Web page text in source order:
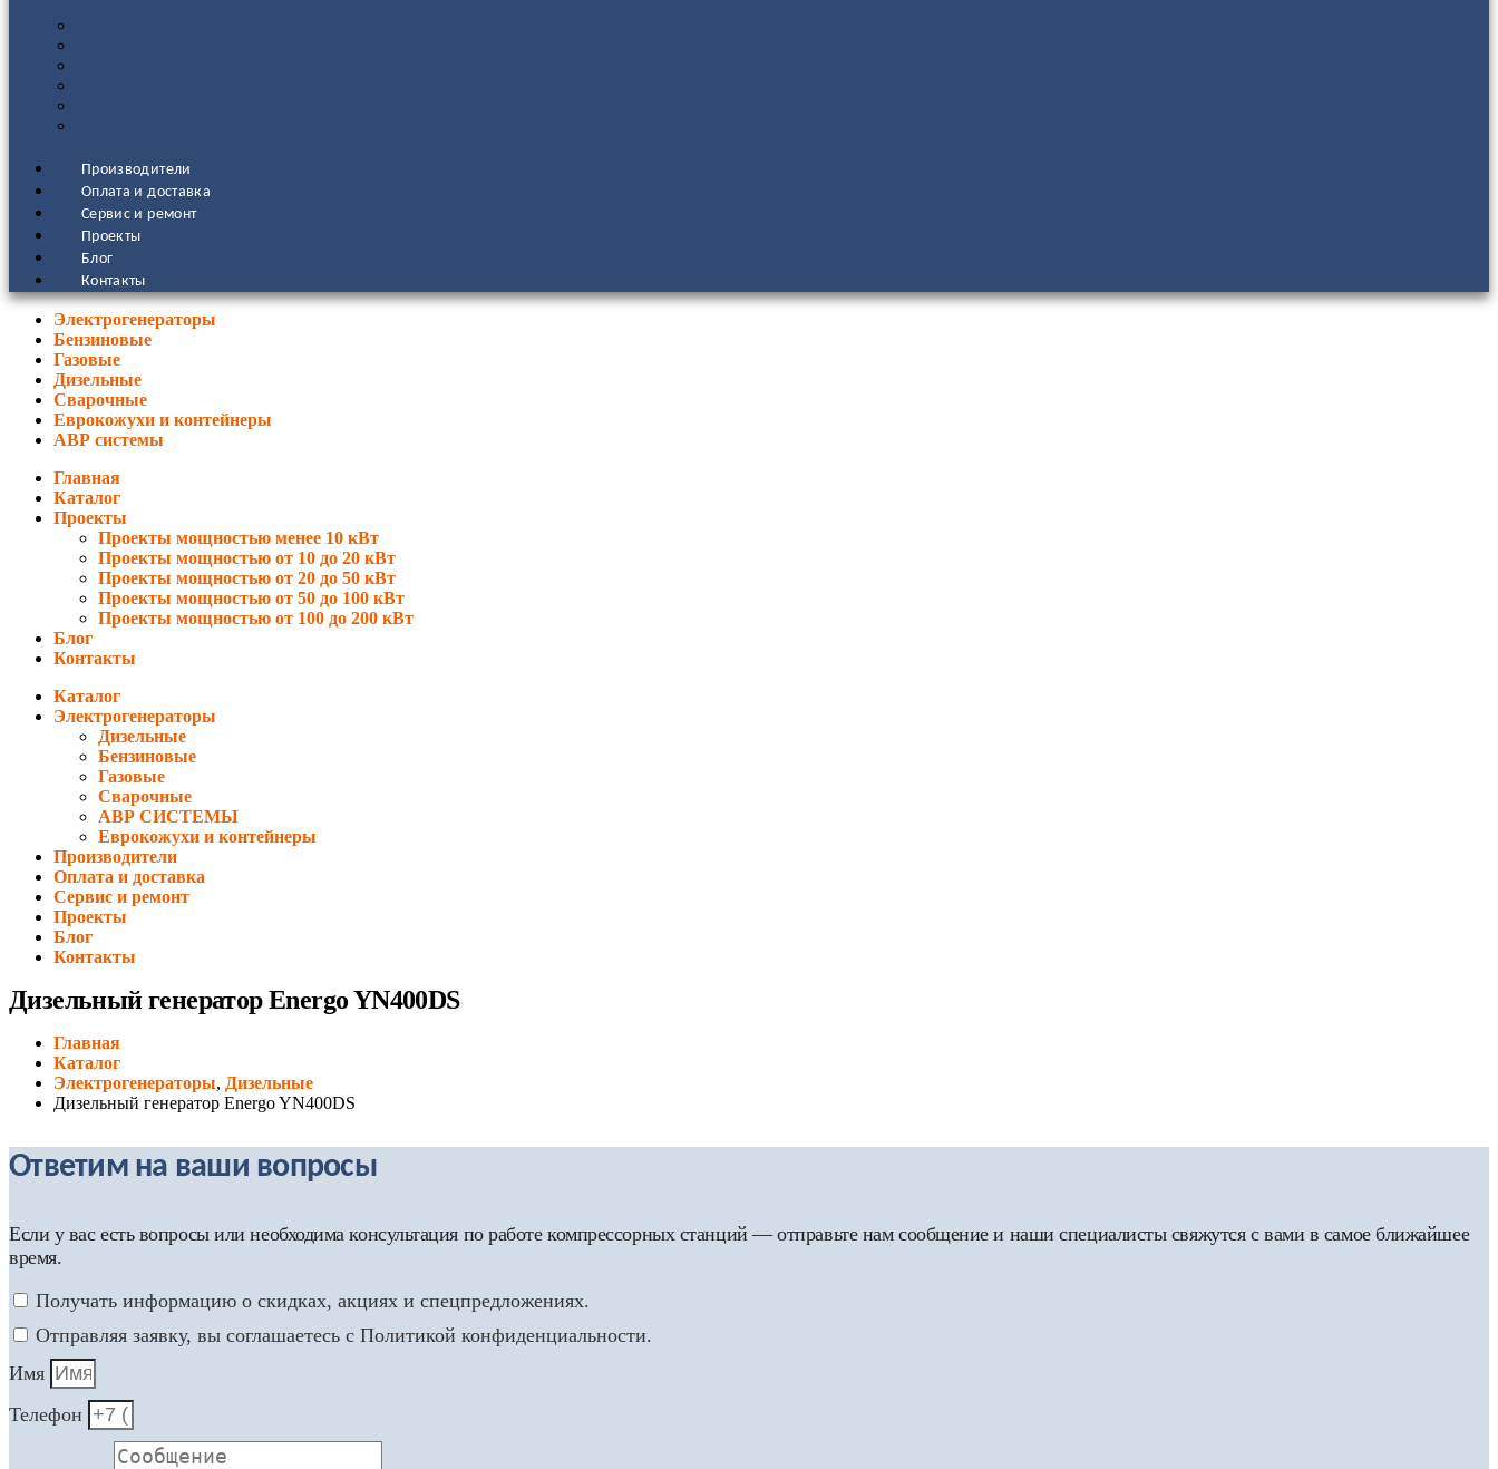
Производители
Оплата и доставка
Сервис и ремонт
Проекты
Блог
Контакты
Электрогенераторы
Бензиновые
Газовые
Дизельные
Сварочные
Еврокожухи и контейнеры
АВР системы
Главная
Каталог
Проекты
Проекты мощностью менее 10 кВт
Проекты мощностью от 10 до 20 кВт
Проекты мощностью от 20 до 50 кВт
Проекты мощностью от 50 до 100 кВт
Проекты мощностью от 100 до 200 кВт
Блог
Контакты
Каталог
Электрогенераторы
Дизельные
Бензиновые
Газовые
Сварочные
АВР СИСТЕМЫ
Еврокожухи и контейнеры
Производители
Оплата и доставка
Сервис и ремонт
Проекты
Блог
Контакты
Дизельный генератор Energo YN400DS
Главная
Каталог
Электрогенераторы, Дизельные
Дизельный генератор Energo YN400DS
Ответим на ваши вопросы
Если у вас есть вопросы или необходима консультация по работе компрессорных станций — отправьте нам сообщение и наши специалисты свяжутся с вами в самое ближайшее
время.
Получать информацию о скидках, акциях и спецпредложениях.
Отправляя заявку, вы соглашаетесь с Политикой конфиденциальности.
Имя
Телефон